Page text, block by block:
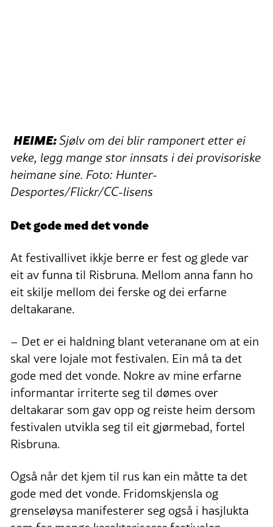
HEIME:Sjølv om dei blir ramponert etter ei
veke, legg mange stor innsats i dei provisoriske
heimane sine. Foto: Hunter-
Desportes/Flickr/CC-lisens
Det gode med det vonde
At festivallivet ikkje berre er fest og glede var
eit av funna til Risbruna. Mellom anna fann ho
eit skilje mellom dei ferske og dei erfarne
deltakarane.
– Det er ei haldning blant veteranane om at ein
skal vere lojale mot festivalen. Ein må ta det
gode med det vonde. Nokre av mine erfarne
informantar irriterte seg til dømes over
deltakarar som gav opp og reiste heim dersom
festivalen utvikla seg til eit gjørmebad, fortel
Risbruna.
Også når det kjem til rus kan ein måtte ta det
gode med det vonde. Fridomskjensla og
grenseløysa manifesterer seg også i hasjlukta